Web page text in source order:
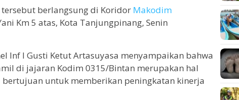
berlangsung di Koridor Makodim
Km 5 atas, Kota Tanjungpinang, Senin
Inf I Gusti Ketut Artasuyasa menyampaikan bahwa
di jajaran Kodim 0315/Bintan merupakan hal
untuk memberikan peningkatan kinerja